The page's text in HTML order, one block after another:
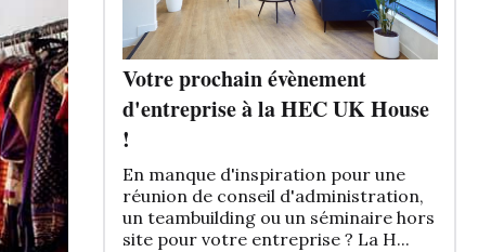
Votre prochain évènement
d'entreprise à la HEC UK House
!
En manque d'inspiration pour une
réunion de conseil d'administration,
un teambuilding ou un séminaire hors
site pour votre entreprise ? La H...